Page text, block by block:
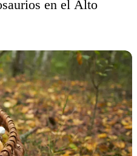
en el Alto